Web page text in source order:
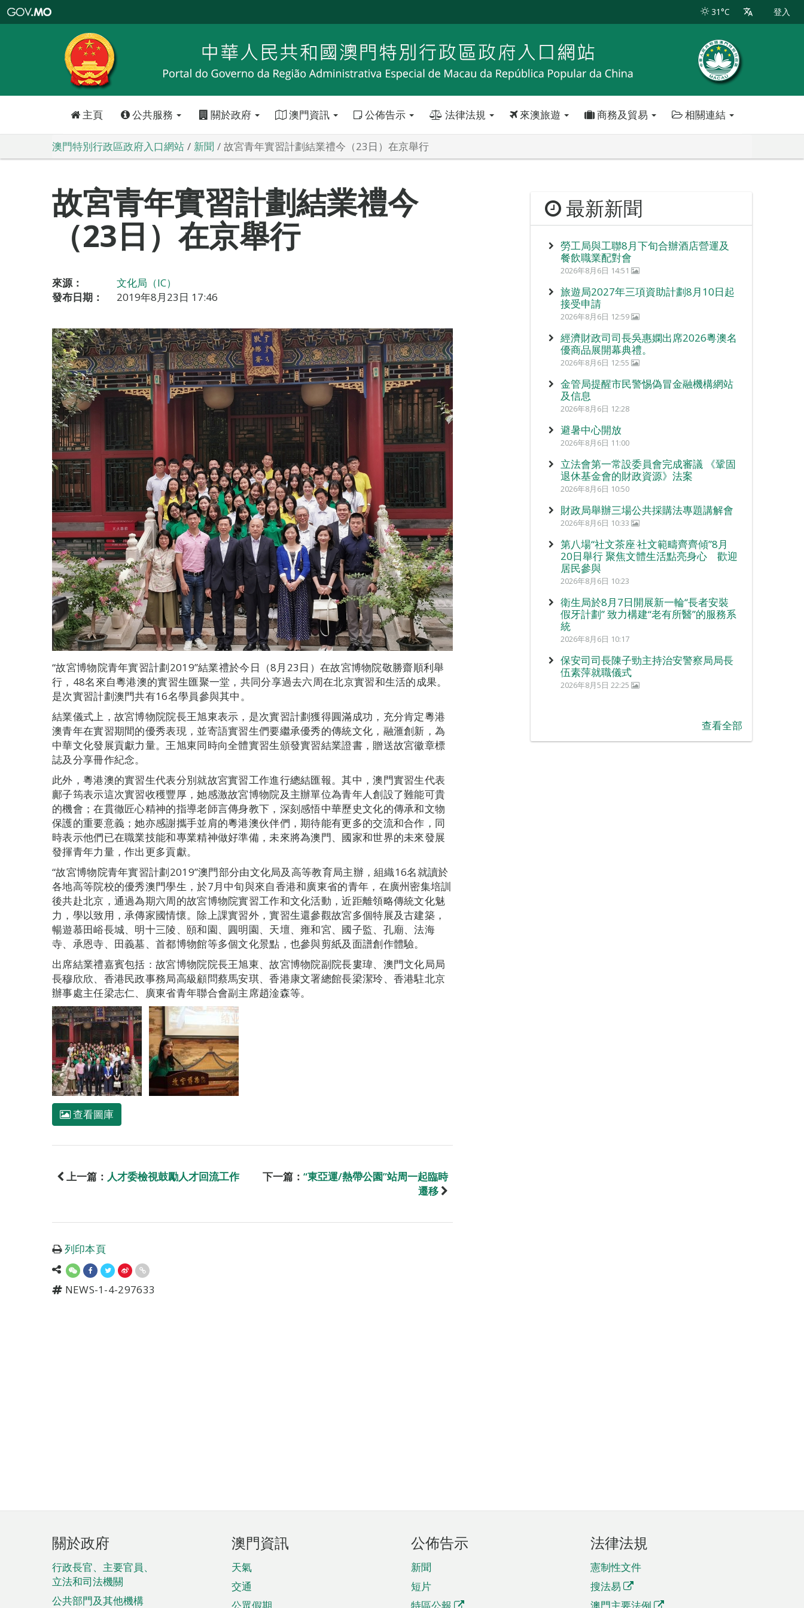
特
政
區
政
口
31°C 登入
主頁 公共服務 關於政府 澳門資訊 公佈告示 法律法規 來澳旅遊 商務及貿易 相關連結
澳門特別行政區政府入口網站 新聞 故宮青年實習計劃結業禮今（23日）在京舉行
故宮青年實習計劃結業禮今
（23日）在京舉行
來源：
文化局（IC）
發布日期：
2019年8月23日 17:46
“故宮博物院青年實習計劃2019”結業禮於今日（8月23日）在故宮博物院敬勝齋順利舉
行，48名來自粵港澳的實習生匯聚一堂，共同分享過去六周在北京實習和生活的成果。
是次實習計劃澳門共有16名學員參與其中。
結業儀式上，故宮博物院院長王旭東表示，是次實習計劃獲得圓滿成功，充分肯定粵港
澳青年在實習期間的優秀表現，並寄語實習生們要繼承優秀的傳統文化，融滙創新，為
中華文化發展貢獻力量。王旭東同時向全體實習生頒發實習結業證書，贈送故宮徽章標
誌及分享冊作紀念。
此外，粵港澳的實習生代表分別就故宮實習工作進行總結匯報。其中，澳門實習生代表
鄺子筠表示這次實習收穫豐厚，她感激故宮博物院及主辦單位為青年人創設了難能可貴
的機會；在貫徹匠心精神的指導老師言傳身教下，深刻感悟中華歷史文化的傳承和文物
保護的重要意義；她亦感謝攜手並肩的粵港澳伙伴們，期待能有更多的交流和合作，同
時表示他們已在職業技能和專業精神做好準備，未來將為澳門、國家和世界的未來發展
發揮青年力量，作出更多貢獻。
“故宮博物院青年實習計劃2019”澳門部分由文化局及高等教育局主辦，組織16名就讀於
各地高等院校的優秀澳門學生，於7月中旬與來自香港和廣東省的青年，在廣州密集培訓
後共赴北京，通過為期六周的故宮博物院實習工作和文化活動，近距離領略傳統文化魅
力，學以致用，承傳家國情懷。除上課實習外，實習生還參觀故宮多個特展及古建築，
暢遊慕田峪長城、明十三陵、頤和園、圓明園、天壇、雍和宮、國子監、孔廟、法海
寺、承恩寺、田義墓、首都博物館等多個文化景點，也參與剪紙及面譜創作體驗。
出席結業禮嘉賓包括：故宮博物院院長王旭東、故宮博物院副院長婁瑋、澳門文化局局
長穆欣欣、香港民政事務局高級顧問蔡馬安琪、香港康文署總館長梁潔玲、香港駐北京
辦事處主任梁志仁、廣東省青年聯合會副主席趙淦森等。
查看圖庫
上一篇： 人才委檢視鼓勵人才回流工作 下一篇： “東亞運/熱帶公園”站周一起臨時
遷移
列印本頁
NEWS-1-4-297633
最新新聞
勞工局與工聯8月下旬合辦酒店營運及
餐飲職業配對會
2026年8月6日 14:51
旅遊局2027年三項資助計劃8月10日起
接受申請
2026年8月6日 12:59
經濟財政司司長吳惠嫻出席2026粵澳名
優商品展開幕典禮。
2026年8月6日 12:55
金管局提醒市民警惕偽冒金融機構網站
及信息
2026年8月6日 12:28
避暑中心開放
2026年8月6日 11:00
立法會第一常設委員會完成審議 《鞏固
退休基金會的財政資源》法案
2026年8月6日 10:50
財政局舉辦三場公共採購法專題講解會
2026年8月6日 10:33
第八場“社文茶座‧社文範疇齊齊傾”8月
20日舉行 聚焦文體生活點亮身心 歡迎
居民參與
2026年8月6日 10:23
衛生局於8月7日開展新一輪“長者安裝
假牙計劃” 致力構建“老有所醫”的服務系
統
2026年8月6日 10:17
保安司司長陳子勁主持治安警察局局長
伍素萍就職儀式
2026年8月5日 22:25
查看全部
頁
腳
菜
單
關於政府
行政長官、主要官員、
立法和司法機關
公共部門及其他機構
澳門資訊
天氣
交通
公佈告示
新聞
短片
法律法規
憲制性文件
搜法易